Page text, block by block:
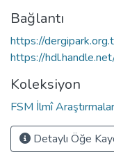
Bağlantı
https://
https://
Koleksiyon
FSM İlmî
Detaylı Öğe